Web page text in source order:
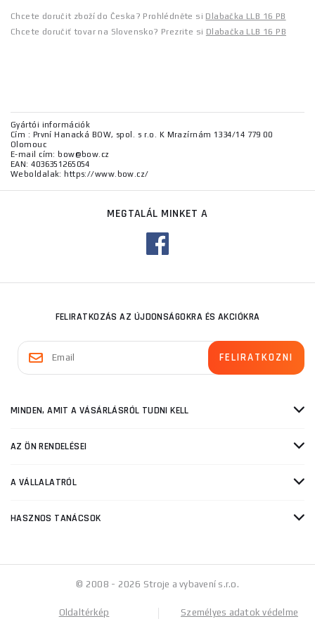
Chcete doručit zboží do Česka? Prohlédněte si Dlabačka LLB 16 PB
Chcete doručiť tovar na Slovensko? Prezrite si Dlabačka LLB 16 PB
Gyártói információk
Cím : První Hanacká BOW, spol. s r.o. K Mrazírnám 1334/14 779 00
Olomouc
E-mail cím: bow@bow.cz
EAN: 4036351265054
Weboldalak: https://www.bow.cz/
MEGTALÁL MINKET A
FELIRATKOZÁS AZ ÚJDONSÁGOKRA ÉS AKCIÓKRA
MINDEN, AMIT A VÁSÁRLÁSRÓL TUDNI KELL
AZ ÖN RENDELÉSEI
A VÁLLALATRÓL
HASZNOS TANÁCSOK
© 2008 - 2026 Stroje a vybavení s.r.o.
Oldaltérkép Személyes adatok védelme